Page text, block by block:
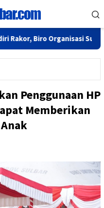
Biro Organisasi Sulbar
Penggunaan HP
Memberikan